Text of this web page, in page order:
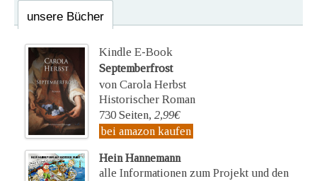
unsere Bücher
Kindle E-Book
Septemberfrost
von Carola Herbst
Historischer Roman
730 Seiten, 2,99€
bei amazon kaufen
Hein Hannemann
alle Informationen zum Projekt und den